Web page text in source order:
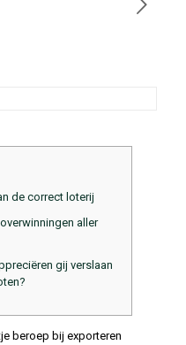
de correct loterij
aller
gij verslaan
​​beroep bij exporteren